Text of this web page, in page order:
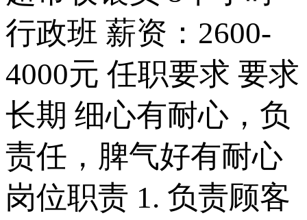
行政班 薪资：2600-
4000元 任职要求 要求
长期 细心有耐心，负
责任，脾气好有耐心
岗位职责 1. 负责顾客